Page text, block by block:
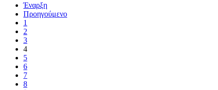
Έναρξη
Προηγούμενο
1
2
3
4
5
6
7
8